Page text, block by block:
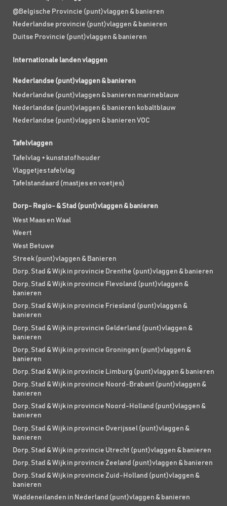
@Belgische Provincie (punt)vlaggen & banieren
Nederlandse provincie (punt)vlaggen & banieren
Duitse Provincie (punt)vlaggen & banieren
Internationale landen vlaggen
Nederlandse (punt)vlaggen & banieren
Nederlandse (punt)vlaggen & banieren marineblauw
Nederlandse (punt)vlaggen & banieren kobaltblauw
Nederlandse (punt)vlaggen & banieren VOC
Tafelvlaggen
Tafelvlag + kunststof houder
Vlaggetjes tafelvlag
Tafelstandaard (mastjes en voetjes)
Dorp- Regio- & Stad (punt)vlaggen & banieren
West Maas en Waal
Weert
West Betuwe
Streek (punt)vlaggen & Banieren
Dorp, Stad & Wijk in provincie Drenthe (punt)vlaggen & banieren
Dorp, Stad & Wijk in provincie Flevoland (punt)vlaggen &
banieren
Dorp, Stad & Wijk in provincie Friesland (punt)vlaggen &
banieren
Dorp, Stad & Wijk in provincie Gelderland (punt)vlaggen &
banieren
Dorp, Stad & Wijk in provincie Groningen (punt)vlaggen &
banieren
Dorp, Stad & Wijk in provincie Limburg (punt)vlaggen & banieren
Dorp, Stad & Wijk in provincie Noord-Brabant (punt)vlaggen &
banieren
Dorp, Stad & Wijk in provincie Noord-Holland (punt)vlaggen &
banieren
Dorp, Stad & Wijk in provincie Overijssel (punt)vlaggen &
banieren
Dorp, Stad & Wijk in provincie Utrecht (punt)vlaggen & banieren
Dorp, Stad & Wijk in provincie Zeeland (punt)vlaggen & banieren
Dorp, Stad & Wijk in provincie Zuid-Holland (punt)vlaggen &
banieren
Waddeneilanden in Nederland (punt)vlaggen & banieren